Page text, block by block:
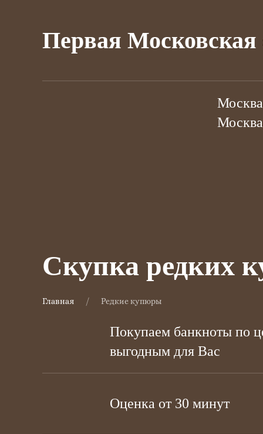
Первая Московская
Скупка редких
Главная Редкие купюры
Покупаем банкноты по
выгодным для Вас
Оценка от 30 минут